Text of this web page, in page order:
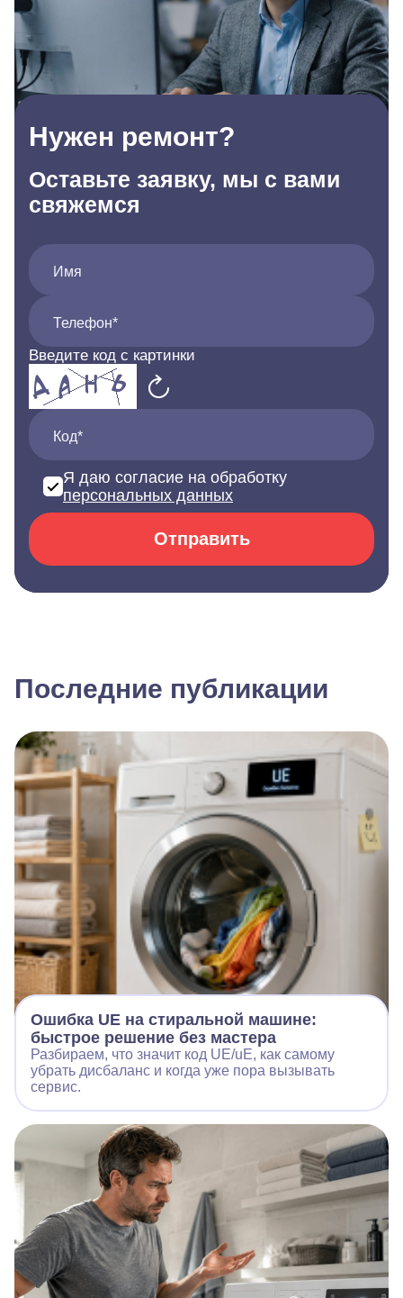
Нужен ремонт?
Оставьте заявку, мы с вами
свяжемся
Имя
Телефон*
Введите код с картинки
Код*
Я даю согласие на обработку
персональных данных
Отправить
Последние публикации
Ошибка UE на стиральной машине:
быстрое решение без мастера
Разбираем, что значит код UE/uE, как самому
убрать дисбаланс и когда уже пора вызывать
сервис.